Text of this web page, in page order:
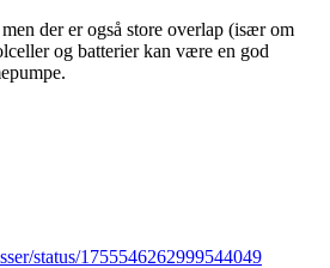
der er også store overlap (især om
og batterier kan være en god
status/1755546262999544049